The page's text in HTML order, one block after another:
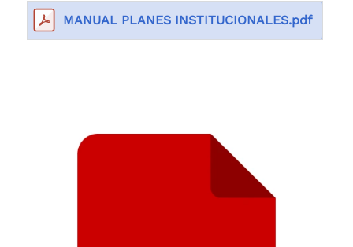
MANUAL PLANES INSTITUCIONALES.pdf